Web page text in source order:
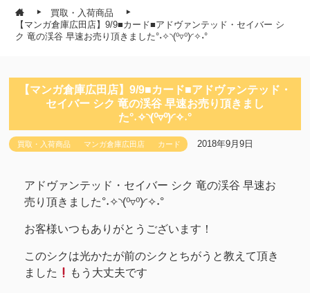
買取・入荷商品
【マンガ倉庫広田店】9/9■カード■アドヴァンテッド・セイバー シ
ク 竜の渓谷 早速お売り頂きました°˖✧◝(⁰▿⁰)◜✧˖°
【マンガ倉庫広田店】9/9■カード■アドヴァンテッド・
セイバー シク 竜の渓谷 早速お売り頂きまし
た°˖✧◝(⁰▿⁰)◜✧˖°
買取・入荷商品 マンガ倉庫広田店 カード 2018年9月9日
アドヴァンテッド・セイバー シク 竜の渓谷 早速お
売り頂きました°˖✧◝(⁰▿⁰)◜✧˖°
お客様いつもありがとうございます！
このシクは光かたが前のシクとちがうと教えて頂き
ました
もう大丈夫です